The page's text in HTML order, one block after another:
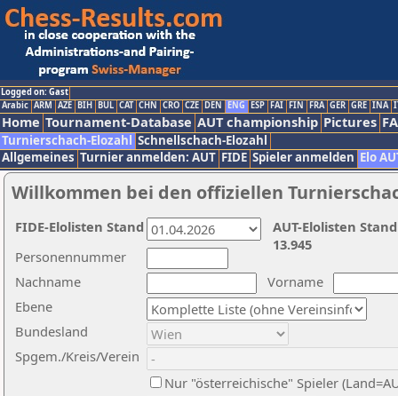
Logged on: Gast
Arabic ARM AZE BIH BUL CAT CHN CRO CZE DEN ENG ESP FAI FIN FRA GER GRE INA
Home Tournament-Database AUT championship Pictures
Turnierschach-Elozahl Schnellschach-Elozahl
Allgemeines Turnier anmelden: AUT FIDE Spieler anmelden Elo
Willkommen bei den offiziellen
Nachname
Vorname
Ebene
Personennummer
Bundesland
Spgem./Kreis/Verein
Nur "österreichische" Spieler
AUT-Elolisten
13.945
FIDE-Elolisten Stand